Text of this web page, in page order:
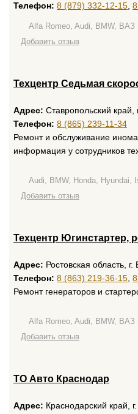
Телефон: 8 (879) 332-12-15
Alfa Romeo, Audi, BMW, ВАЗ
Добавить отзыв
Техцентр Седьмая
Адрес: Ставропольский край,
Телефон: 8 (865) 239-11-34
Ремонт и обслуживание
информация у сотрудников
Audi, BMW, Honda, Hyundai,
Добавить отзыв
Техцентр Югинстартер,
Адрес: Ростовская область,
Телефон: 8 (863) 219-36-15
Ремонт генераторов и
Alfa Romeo, Audi, BMW, ВАЗ
Добавить отзыв
ТО Авто Краснодар
Адрес: Краснодарский край,